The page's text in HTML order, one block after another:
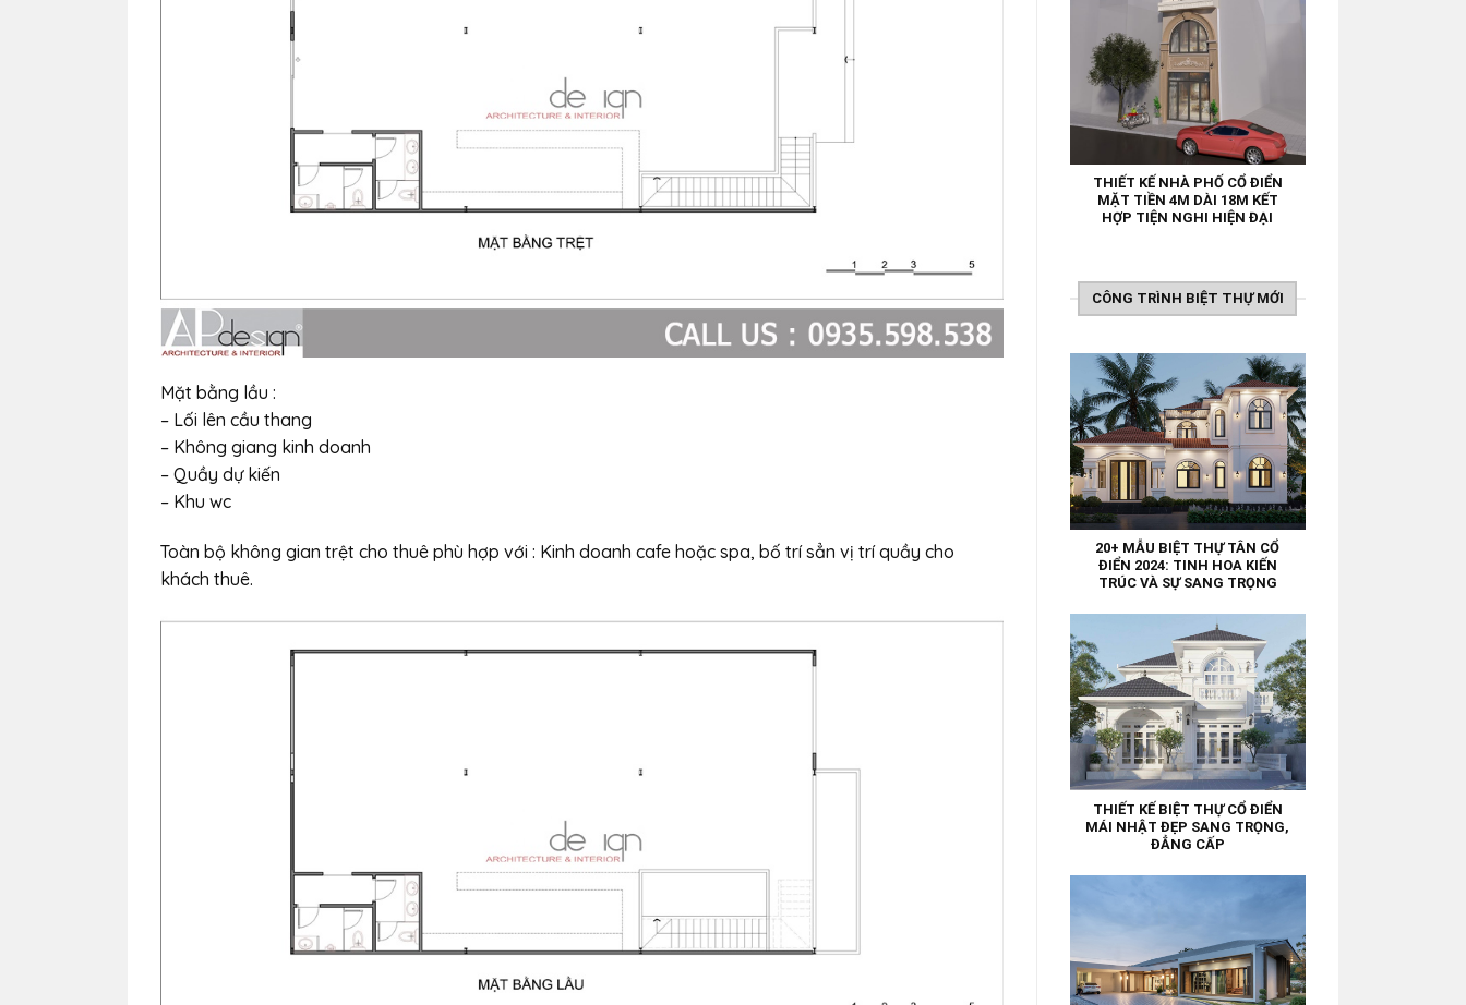
Mặt bằng lầu :
– Lối lên cầu thang
– Không giang kinh doanh
– Quầy dự kiến
– Khu wc
Toàn bộ không gian trệt cho thuê phù hợp với : Kinh doanh cafe hoặc spa, bố trí sẳn vị trí quầy cho
khách thuê.
THIẾT KẾ NHÀ PHỐ CỔ ĐIỂN
MẶT TIỀN 4M DÀI 18M KẾT
HỢP TIỆN NGHI HIỆN ĐẠI
CÔNG TRÌNH BIỆT THỰ MỚI
20+ MẪU BIỆT THỰ TÂN CỔ
ĐIỂN 2024: TINH HOA KIẾN
TRÚC VÀ SỰ SANG TRỌNG
THIẾT KẾ BIỆT THỰ CỔ ĐIỂN
MÁI NHẬT ĐẸP SANG TRỌNG,
ĐẲNG CẤP